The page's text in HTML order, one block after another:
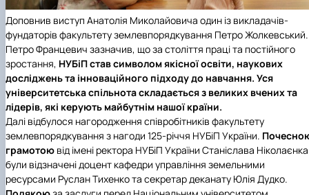
Доповнив виступ Анатолія Миколайовича один із викладачів-
фундаторів факультету землевпорядкування Петро Жолкевський.
Петро Францевич зазначив, що за століття праці та постійного
зростання, НУБіПстав символом якісної освіти, наукових
досліджень та інноваційного підходу до навчання. Уся
університетська спільнота складається з великих вчених та
лідерів, які керують майбутнім нашої країни.
Далі відбулося нагородження співробітників факультету
землевпорядкування з нагоди 125-річчя НУБіП України.
грамотою від імені ректора НУБіП України Станіслава Ніколаєнка
були відзначені доцент кафедри управління земельними
ресурсами Руслан Тихенко та секретар деканату Юлія Дудко.